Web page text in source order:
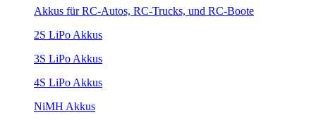
Akkus für RC-Autos, RC-Trucks, und RC-Boote
2S LiPo Akkus
3S LiPo Akkus
4S LiPo Akkus
NiMH Akkus